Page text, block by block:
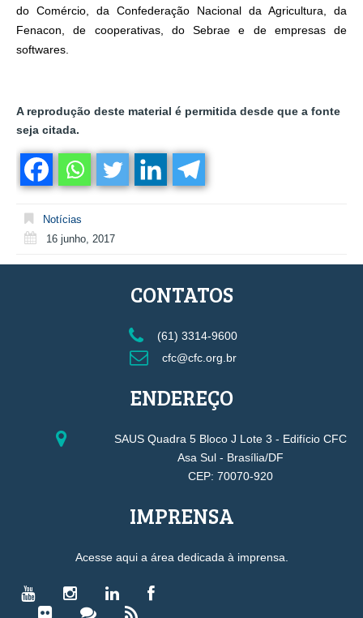
do Comércio, da Confederação Nacional da Agricultura, da
Fenacon, de cooperativas, do Sebrae e de empresas de
softwares.
A reprodução deste material é permitida desde que a fonte
seja citada.
Notícias
16 junho, 2017
CONTATOS
(61) 3314-9600
cfc@cfc.org.br
ENDEREÇO
SAUS Quadra 5 Bloco J Lote 3 - Edifício CFC
Asa Sul - Brasília/DF
CEP: 70070-920
IMPRENSA
Acesse aqui a área dedicada à imprensa.